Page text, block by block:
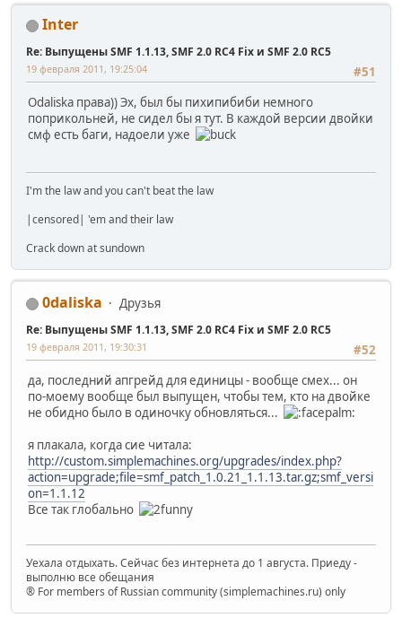
Inter
Re: Выпущены SMF 1.1.13, SMF 2.0 RC4 Fix и SMF 2.0 RC5
#51
19 февраля 2011, 19:25:04
Odaliska права)) Эх, был бы пихипибиби немного
поприкольней, не сидел бы я тут. В каждой версии двойки
смф есть баги, надоели уже
I'm the law and you can't beat the law
|censored| 'em and their law
Crack down at sundown
0daliska Друзья
Re: Выпущены SMF 1.1.13, SMF 2.0 RC4 Fix и SMF 2.0 RC5
#52
19 февраля 2011, 19:30:31
да, последний апгрейд для единицы - вообще смех... он
по-моему вообще был выпущен, чтобы тем, кто на двойке
не обидно было в одиночку обновляться...
я плакала, когда сие читала:
http://custom.simplemachines.org/upgrades/index.php?
action=upgrade;file=smf_patch_1.0.21_1.1.13.tar.gz;smf_versi
on=1.1.12
Все так глобально
Уехала отдыхать. Сейчас без интернета до 1 августа. Приеду -
выполню все обещания
® For members of Russian community (simplemachines.ru) only